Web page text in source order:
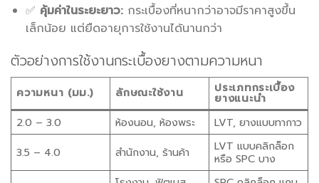
✅ คุ้มค่าในระยะยาว:กระเบื้องที่หนากว่าอาจมีราคาสูงขึ้น
เล็กน้อย แต่ยืดอายุการใช้งานได้นานกว่า
ตัวอย่างการใช้งานกระเบื้องยางตามความหนา
ความหนา (มม.) ลักษณะใช้งาน ประเภทกระเบื้อง
ยางแนะนำ
2.0 – 3.0
ห้องนอน, ห้องพระ
LVT, ยางแบบทากาว
3.5 – 4.0
สำนักงาน, ร้านค้า
LVT แบบคลิกล็อก
หรือ SPC บาง